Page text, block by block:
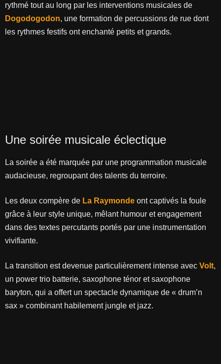
rythmé tout au long par les interventions musicales de
Dogodogodon, une formation de percussions de rue dont
les rythmes festifs ont enchanté petits et grands.
Une soirée musicale éclectique
La soirée a été marquée par une programmation musicale
audacieuse, regroupant des talents du terroire.
Les deux compère de La Raymonde ont captivés la foule
grâce à leur style unique, mêlant humour et engagement
dans des textes percutants portés par une instrumentation
vivifiante.
La transition est devenue particulièrement intense avec Volt,
un power trio batterie, saxophone ténor et saxophone
baryton, qui a offert un spectacle dynamique de « drum’n
sax » combinant habilement jungle et jazz.